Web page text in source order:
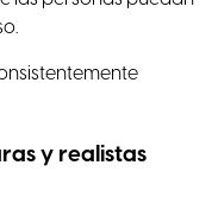
y realistas